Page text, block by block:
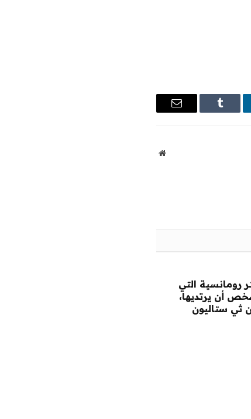
Tumblr
البريد
موقع
رومانسية التي
أن يرتديها،
ثي ستاليون